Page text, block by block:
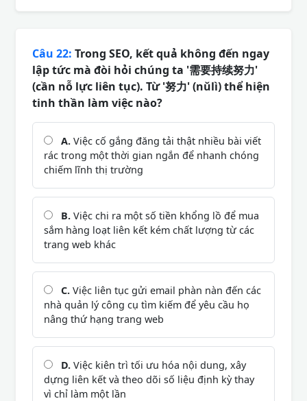
Câu 22: Trong SEO, kết quả không đến ngay
lập tức mà đòi hỏi chúng ta '需要持续努力'
(cần nỗ lực liên tục). Từ '努力' (nǔlì) thể hiện
tinh thần làm việc nào?
A. Việc cố gắng đăng tải thật nhiều bài viết
rác trong một thời gian ngắn để nhanh chóng
chiếm lĩnh thị trường
B. Việc chi ra một số tiền khổng lồ để mua
sắm hàng loạt liên kết kém chất lượng từ các
trang web khác
C. Việc liên tục gửi email phàn nàn đến các
nhà quản lý công cụ tìm kiếm để yêu cầu họ
nâng thứ hạng trang web
D. Việc kiên trì tối ưu hóa nội dung, xây
dựng liên kết và theo dõi số liệu định kỳ thay
vì chỉ làm một lần